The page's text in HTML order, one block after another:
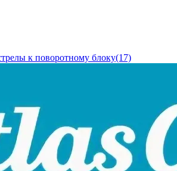
к поворотному блоку(17)